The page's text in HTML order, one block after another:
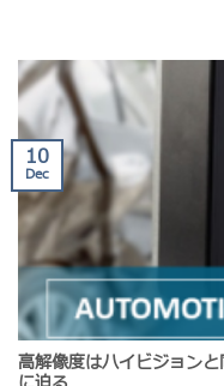
高解像度はハイビジョン
10
Dec